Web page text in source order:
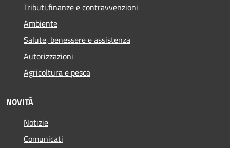
Tributi,finanze e contravvenzioni
Ambiente
Salute, benessere e assistenza
Autorizzazioni
Agricoltura e pesca
NOVITÀ
Notizie
Comunicati